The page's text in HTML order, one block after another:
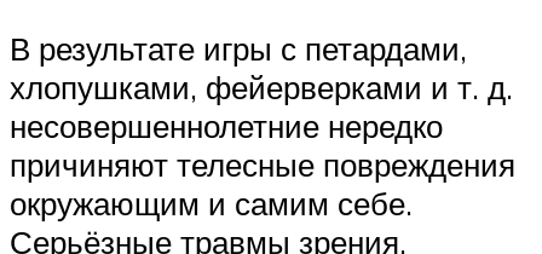
В результате игры с петардами,
хлопушками, фейерверками и т. д.
несовершеннолетние нередко
причиняют телесные повреждения
окружающим и самим себе.
Серьёзные травмы зрения.